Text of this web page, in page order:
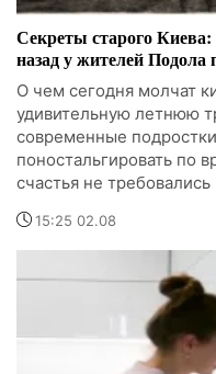
Секреты старого Киева:
назад у жителей
О чем сегодня молчат
удивительную летнюю
современные
поностальгировать по
счастья не
15:25 02.08